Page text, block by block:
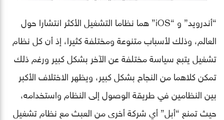
“أندرويد” و “iOS” هما نظاما التشغيل الأكثر انتشارا حول
العالم، وذلك لأسباب متنوعة ومختلفة كثيرا، إذ أن كل نظام
تشغيل يتبع سياسة مختلفة عن الآخر بشكل كبير ورغم ذلك
تمكن كلاهما من النجاح بشكل كبير، ويظهر الاختلاف الأكبر
بين النظامين في طريقة الوصول إلى النظام واستخدامه،
حيث تمنع “أبل” أي شركة أخرى من العبث مع نظام تشغيل